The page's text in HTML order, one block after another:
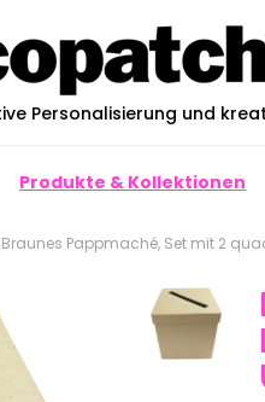
Personalisierung und
Produkte & Kollektionen
Braunes Pappmaché, Set mit 2